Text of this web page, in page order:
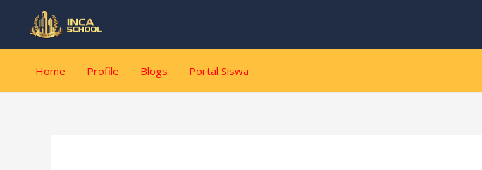
Home Profile Blogs Portal Siswa
navigation